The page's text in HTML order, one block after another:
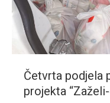
Četvrta podjela
projekta